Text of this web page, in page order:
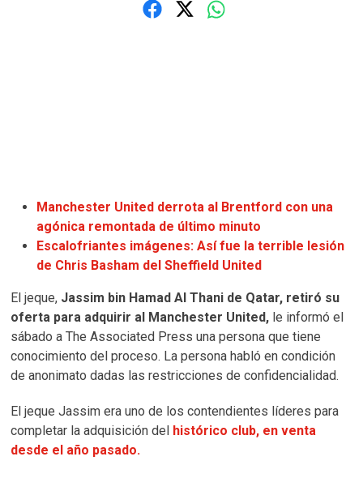
Manchester United derrota al Brentford con una
agónica remontada de último minuto
Escalofriantes imágenes: Así fue la terrible lesión
de Chris Basham del Sheffield United
El jeque, Jassim bin Hamad Al Thani de Qatar, retiró su
oferta para adquirir al Manchester United, le informó el
sábado a The Associated Press una persona que tiene
conocimiento del proceso. La persona habló en condición
de anonimato dadas las restricciones de confidencialidad.
El jeque Jassim era uno de los contendientes líderes para
completar la adquisición del histórico club, en venta
desde el año pasado.